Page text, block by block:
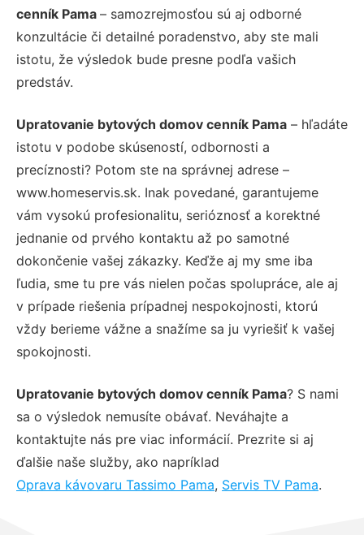
cenník Pama – samozrejmosťou sú aj odborné
konzultácie či detailné poradenstvo, aby ste mali
istotu, že výsledok bude presne podľa vašich
predstáv.
Upratovanie bytových domov cenník Pama – hľadáte
istotu v podobe skúseností, odbornosti a
precíznosti? Potom ste na správnej adrese –
www.homeservis.sk. Inak povedané, garantujeme
vám vysokú profesionalitu, serióznosť a korektné
jednanie od prvého kontaktu až po samotné
dokončenie vašej zákazky. Keďže aj my sme iba
ľudia, sme tu pre vás nielen počas spolupráce, ale aj
v prípade riešenia prípadnej nespokojnosti, ktorú
vždy berieme vážne a snažíme sa ju vyriešiť k vašej
spokojnosti.
Upratovanie bytových domov cenník Pama? S nami
sa o výsledok nemusíte obávať. Neváhajte a
kontaktujte nás pre viac informácií. Prezrite si aj
ďalšie naše služby, ako napríklad
Oprava kávovaru Tassimo Pama, Servis TV Pama.